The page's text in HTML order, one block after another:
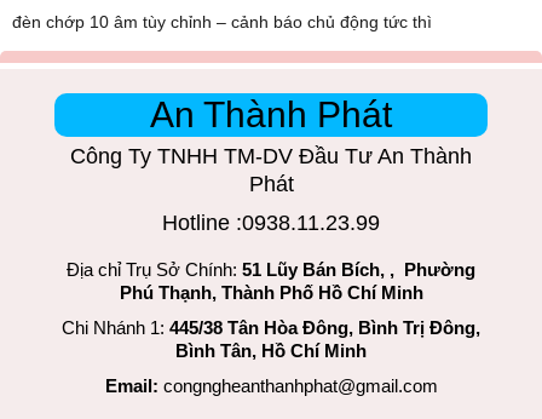
đèn chớp 10 âm tùy chỉnh – cảnh báo chủ động tức thì
An Thành Phát
Công Ty TNHH TM-DV Đầu Tư An Thành
Phát
Hotline :0938.11.23.99
Địa chỉ Trụ Sở Chính: 51 Lũy Bán Bích, , Phường
Phú Thạnh, Thành Phố Hồ Chí Minh
Chi Nhánh 1: 445/38 Tân Hòa Đông, Bình Trị Đông,
Bình Tân, Hồ Chí Minh
Email: congngheanthanhphat@gmail.com